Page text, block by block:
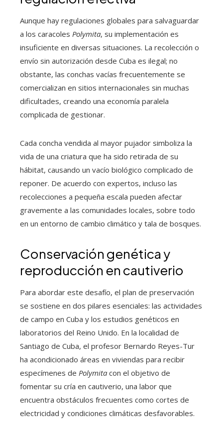
Aunque hay regulaciones globales para salvaguardar
a los caracoles Polymita, su implementación es
insuficiente en diversas situaciones. La recolección o
envío sin autorización desde Cuba es ilegal; no
obstante, las conchas vacías frecuentemente se
comercializan en sitios internacionales sin muchas
dificultades, creando una economía paralela
complicada de gestionar.
Cada concha vendida al mayor pujador simboliza la
vida de una criatura que ha sido retirada de su
hábitat, causando un vacío biológico complicado de
reponer. De acuerdo con expertos, incluso las
recolecciones a pequeña escala pueden afectar
gravemente a las comunidades locales, sobre todo
en un entorno de cambio climático y tala de bosques.
Conservación genética y
reproducción en cautiverio
Para abordar este desafío, el plan de preservación
se sostiene en dos pilares esenciales: las actividades
de campo en Cuba y los estudios genéticos en
laboratorios del Reino Unido. En la localidad de
Santiago de Cuba, el profesor Bernardo Reyes-Tur
ha acondicionado áreas en viviendas para recibir
especímenes de Polymita con el objetivo de
fomentar su cría en cautiverio, una labor que
encuentra obstáculos frecuentes como cortes de
electricidad y condiciones climáticas desfavorables.